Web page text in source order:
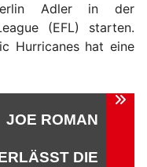
Adler in der
(EFL) starten.
Hurricanes hat eine
JOE ROMAN
DIE